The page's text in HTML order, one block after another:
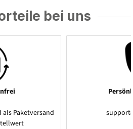
bei uns
Paketversand